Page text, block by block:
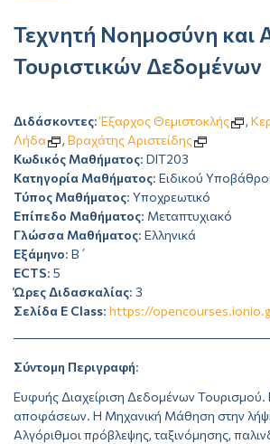
Τεχνητή Νοημοσύνη και
Τουριστικών Δεδομένων
Διδάσκοντες:Έξαρχος Θεμιστοκλής ,
Λήδα
, Βραχάτης Αριστείδης
Κωδικός Μαθήματος: DIT203
Κατηγορία Μαθήματος: Ειδικού
Τύπος Μαθήματος: Υποχρεωτικό
Επίπεδο Μαθήματος: Μεταπτυχιακό
Γλώσσα Μαθήματος: Ελληνικά
Εξάμηνο: Β΄
ECTS: 5
Ώρες Διδασκαλίας: 3
Σελίδα E Class: https://
Σύντομη Περιγραφή:
Ευφυής Διαχείριση Δεδομένων
αποφάσεων. Η Μηχανική Μάθηση στην
Αλγόριθμοι πρόβλεψης, ταξινόμησης,